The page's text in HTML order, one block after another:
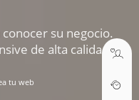
su negocio.
de alta calidad.
tu web